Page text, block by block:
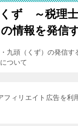
ず ～税理
情報を発信
九頭（くず）の発信す
ついて
フィリエイト広告を利